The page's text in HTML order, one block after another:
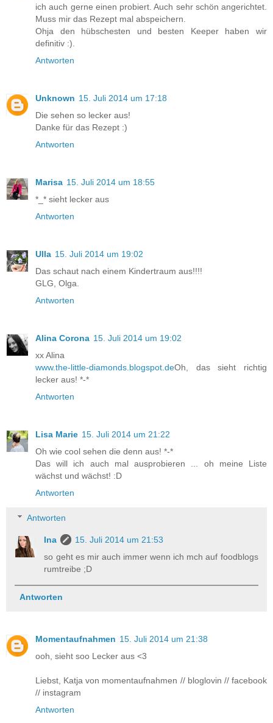
ich auch gerne einen probiert. Auch sehr schön angerichtet.
Muss mir das Rezept mal abspeichern.
Ohja den hübschesten und besten Keeper haben wir
definitiv :).
Antworten
Unknown 15. Juli 2014 um 17:18
Die sehen so lecker aus!
Danke für das Rezept :)
Antworten
Marisa 15. Juli 2014 um 18:55
*_* sieht lecker aus
Antworten
Ulla 15. Juli 2014 um 19:02
Das schaut nach einem Kindertraum aus!!!!
GLG, Olga.
Antworten
Alina Corona 15. Juli 2014 um 19:02
xx Alina
www.the-little-diamonds.blogspot.deOh, das sieht richtig
lecker aus! *-*
Antworten
Lisa Marie 15. Juli 2014 um 21:22
Oh wie cool sehen die denn aus! *-*
Das will ich auch mal ausprobieren ... oh meine Liste
wächst und wächst! :D
Antworten
Antworten
Ina
15. Juli 2014 um 21:53
so geht es mir auch immer wenn ich mch auf foodblogs
rumtreibe ;D
Antworten
Momentaufnahmen 15. Juli 2014 um 21:38
ooh, sieht soo Lecker aus <3
Liebst, Katja von momentaufnahmen // bloglovin // facebook
// instagram
Antworten